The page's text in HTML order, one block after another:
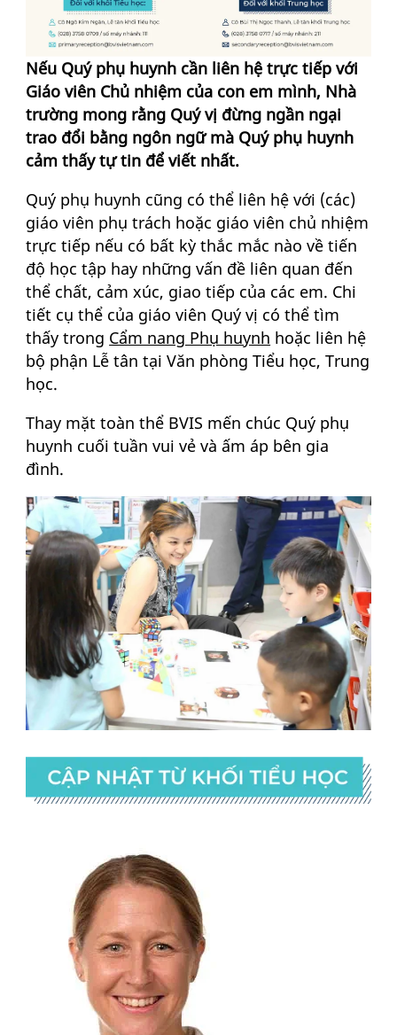
Nếu Quý phụ huynh cần liên hệ trực tiếp với
Giáo viên Chủ nhiệm của con em mình, Nhà
trường mong rằng Quý vị đừng ngần ngại
trao đổi bằng ngôn ngữ mà Quý phụ huynh
cảm thấy tự tin để viết nhất.
Quý phụ huynh cũng có thể liên hệ với (các)
giáo viên phụ trách hoặc giáo viên chủ nhiệm
trực tiếp nếu có bất kỳ thắc mắc nào về tiến
độ học tập hay những vấn đề liên quan đến
thể chất, cảm xúc, giao tiếp của các em. Chi
tiết cụ thể của giáo viên Quý vị có thể tìm
thấy trong Cẩm nang Phụ huynh hoặc liên hệ
bộ phận Lễ tân tại Văn phòng Tiểu học, Trung
học.
Thay mặt toàn thể BVIS mến chúc Quý phụ
huynh cuối tuần vui vẻ và ấm áp bên gia
đình.